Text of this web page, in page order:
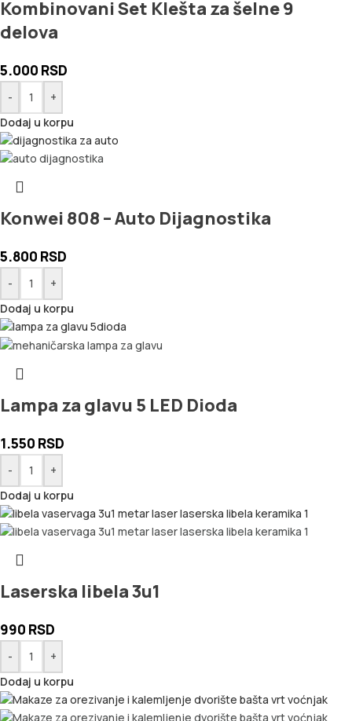
Kombinovani Set Klešta za šelne 9
delova
5.000 RSD
-
+
Dodaj u korpu
Konwei 808 – Auto Dijagnostika
5.800 RSD
-
+
Dodaj u korpu
Lampa za glavu 5 LED Dioda
1.550 RSD
-
+
Dodaj u korpu
Laserska libela 3u1
990 RSD
-
+
Dodaj u korpu